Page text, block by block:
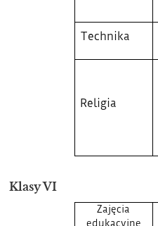
Technika
Religia
Klasy VI
Zajęcia
edukacyjne